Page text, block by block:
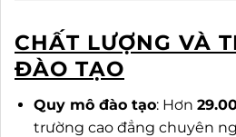
CHẤT LƯỢNG VÀ
ĐÀO TẠO
Quy mô đào tạo: Hơn
trường cao đẳng chuyên